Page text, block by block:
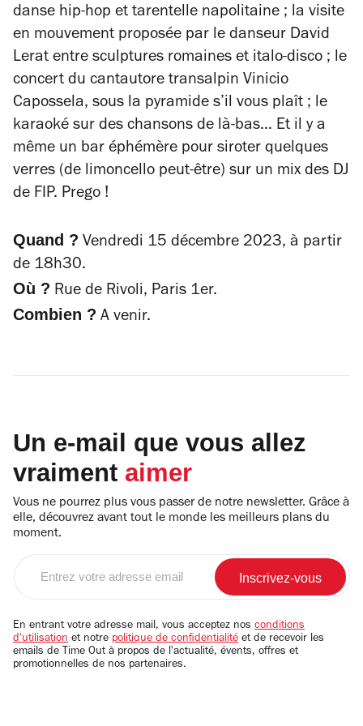
danse hip-hop et tarentelle napolitaine ; la visite
en mouvement proposée par le danseur David
Lerat entre sculptures romaines et italo-disco ; le
concert du cantautore transalpin Vinicio
Capossela, sous la pyramide s’il vous plaît ; le
karaoké sur des chansons de là-bas… Et il y a
même un bar éphémère pour siroter quelques
verres (de limoncello peut-être) sur un mix des DJ
de FIP. Prego !
Quand ? Vendredi 15 décembre 2023, à partir
de 18h30.
Où ? Rue de Rivoli, Paris 1er.
Combien ? A venir.
Un e-mail que vous allez
vraiment aimer
Vous ne pourrez plus vous passer de notre newsletter. Grâce à
elle, découvrez avant tout le monde les meilleurs plans du
moment.
email
En entrant votre adresse mail, vous acceptez nos conditions
d'utilisation et notre politique de confidentialité et de recevoir les
emails de Time Out à propos de l'actualité, évents, offres et
promotionnelles de nos partenaires.